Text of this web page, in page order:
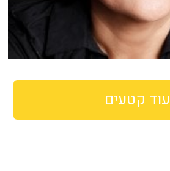
עוד קטעים